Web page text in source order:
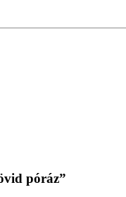
póráz”